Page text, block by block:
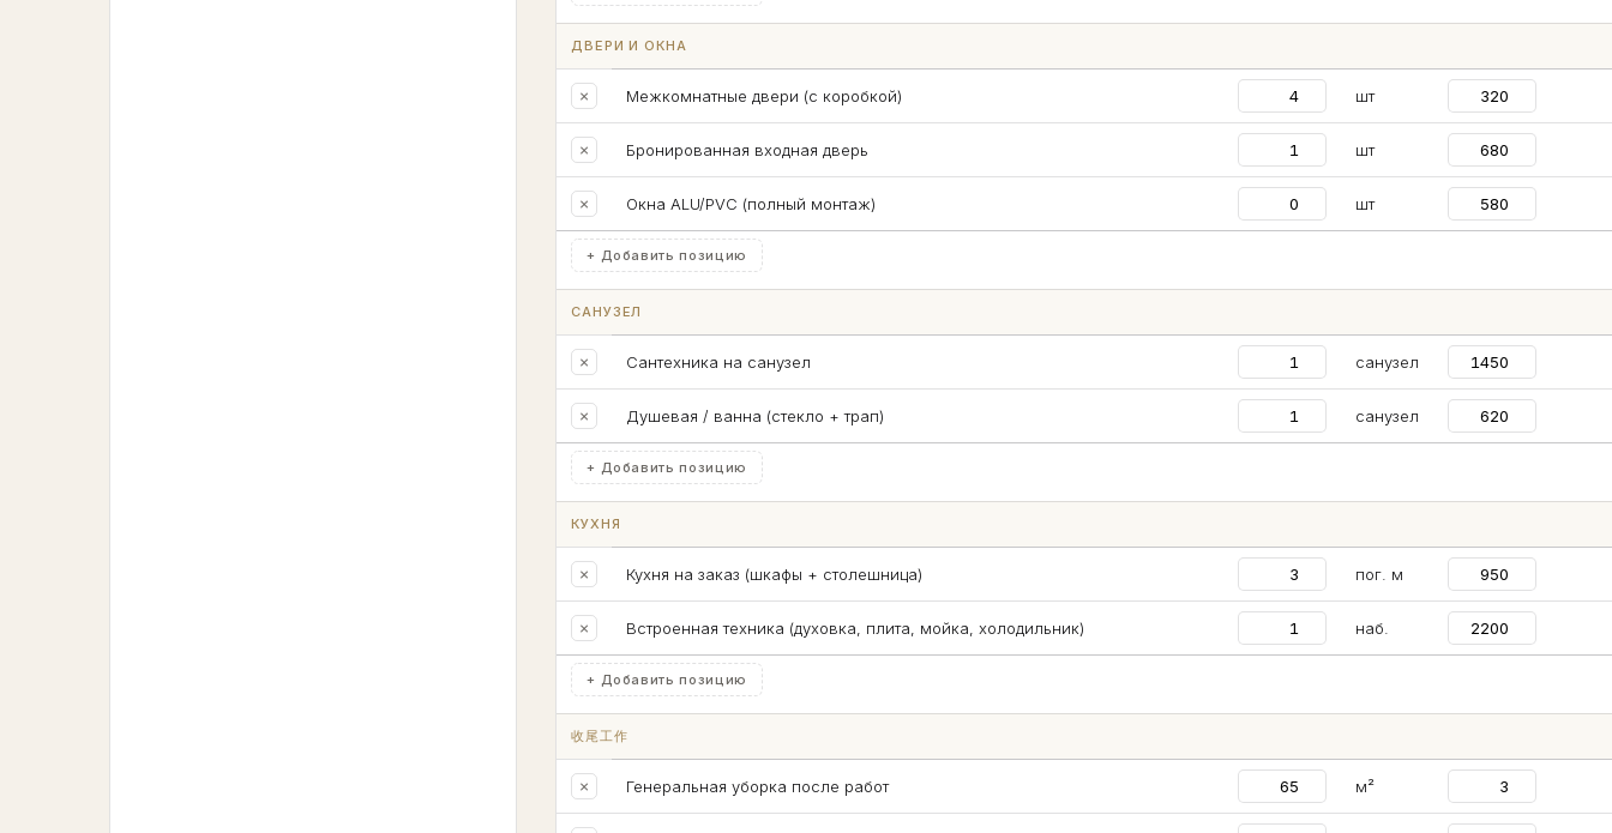
ДВЕРИ И ОКНА
× Межкомнатные двери (с коробкой) шт
× Бронированная входная дверь шт
× Окна ALU/PVC (полный монтаж) шт
+ Добавить позицию
САНУЗЕЛ
× Сантехника на санузел санузел
× Душевая / ванна (стекло + трап) санузел
+ Добавить позицию
КУХНЯ
× Кухня на заказ (шкафы + столешница) пог. м
× Встроенная техника (духовка, плита, мойка, холодильник) наб.
+ Добавить позицию
收尾工作
× Генеральная уборка после работ м²